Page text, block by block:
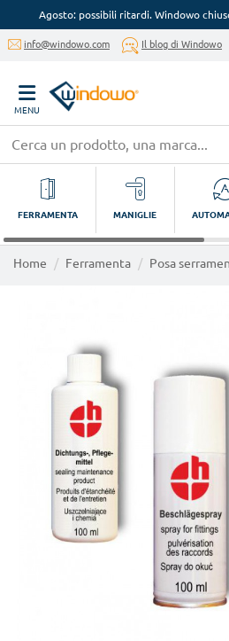
Agosto: possibili ritardi. Windowo
info@windowo.com Il blog di Windowo
MENU
FERRAMENTA MANIGLIE
Home Ferramenta Posa